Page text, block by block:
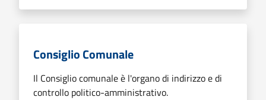
Consiglio Comunale
Il Consiglio comunale è l'organo di indirizzo e di
controllo politico-amministrativo.